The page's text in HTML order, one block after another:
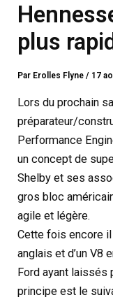
plus
Par Erolles Flyne/ 17
Lors du prochain
préparateur/
Performance
un concept de
Shelby et ses
gros bloc
agile et légère.
Cette fois encore il
anglais et d’un V8
Ford ayant laissés
principe est le